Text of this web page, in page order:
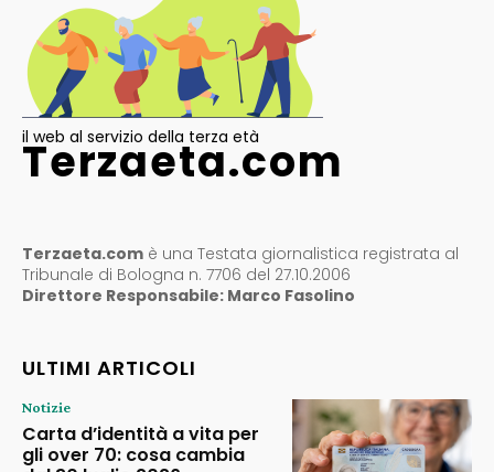
il web al servizio della terza età
Terzaeta.com
Terzaeta.com è una Testata giornalistica registrata al
Tribunale di Bologna n. 7706 del 27.10.2006
Direttore Responsabile: Marco Fasolino
ULTIMI ARTICOLI
Notizie
Carta d’identità a vita per
gli over 70: cosa cambia